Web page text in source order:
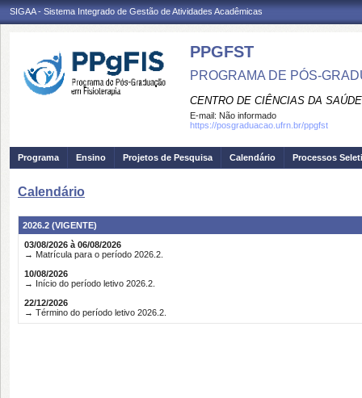
SIGAA - Sistema Integrado de Gestão de Atividades Acadêmicas
PPGFST
PROGRAMA DE PÓS-
CENTRO DE CIÊNCIAS DA SAÚDE
E-mail: Não informado
https://posgraduacao.ufrn.br/ppgfst
Programa Ensino Projetos de Pesquisa Calendário Processos
Calendário
2026.2 (VIGENTE)
03/08/2026 à 06/08/2026
→ Matrícula para o período 2026.2.
10/08/2026
→ Início do período letivo 2026.2.
22/12/2026
→ Término do período letivo 2026.2.